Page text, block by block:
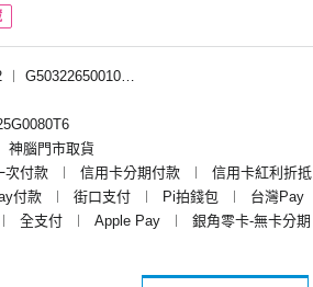
G50322650010、G50322652010、G50322656010、G50322659010、G50322657010
神腦門市取貨
次付款
信用卡分期付款 信用卡紅利折抵
付款 街口支付 Pi拍錢包 台灣Pay
全支付 Apple Pay 銀角零卡-無卡分期